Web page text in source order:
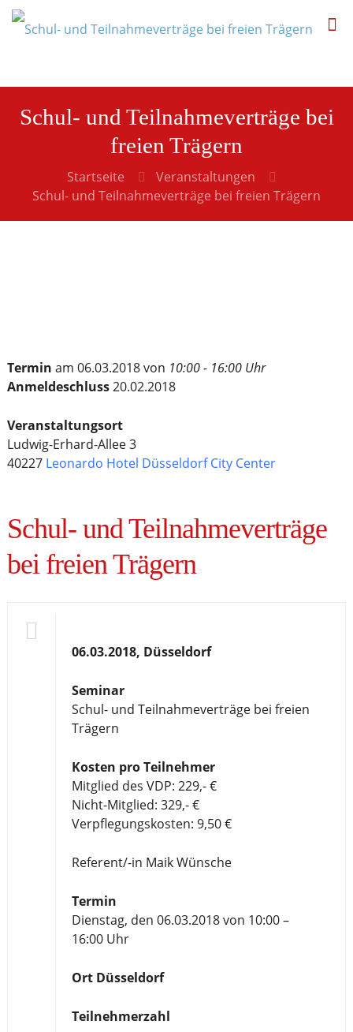
Schul- und Teilnahmeverträge bei
freien Trägern
Startseite
Veranstaltungen
Schul- und Teilnahmeverträge bei freien Trägern
Termin am 06.03.2018 von 10:00 - 16:00 Uhr
Anmeldeschluss20.02.2018
Veranstaltungsort
Ludwig-Erhard-Allee 3
40227 Leonardo Hotel Düsseldorf City Center
Schul- und Teilnahmeverträge
bei freien Trägern
06.03.2018, Düsseldorf
Seminar
Schul- und Teilnahmeverträge bei freien
Trägern
Kosten pro Teilnehmer
Mitglied des VDP: 229,- €
Nicht-Mitglied: 329,- €
Verpflegungskosten: 9,50 €
Referent/-in Maik Wünsche
Termin
Dienstag, den 06.03.2018 von 10:00 –
16:00 Uhr
Ort Düsseldorf
Teilnehmerzahl